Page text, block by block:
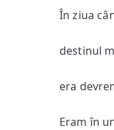
În ziua
destinul
era
Eram în